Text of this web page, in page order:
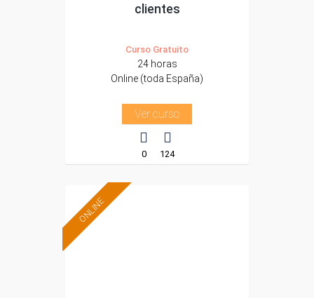
clientes
Curso Gratuito
24 horas
Online (toda España)
Ver curso
0 124
ONLINE